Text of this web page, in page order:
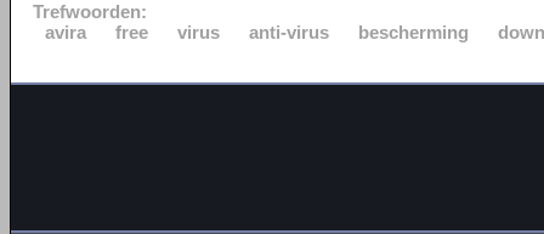
Trefwoorden:
avira
free virus anti-virus bescherming